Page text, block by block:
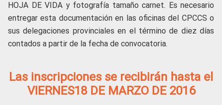
HOJA DE VIDA y fotografía tamaño carnet. Es necesario
entregar esta documentación en las oficinas del CPCCS o
sus delegaciones provinciales en el término de diez días
contados a partir de la fecha de convocatoria.
Las inscripciones se recibirán hasta el
VIERNES18 DE MARZO DE 2016